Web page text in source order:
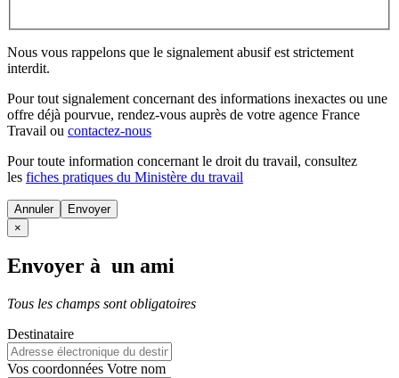
Nous vous rappelons que le signalement abusif est strictement
interdit.
Pour tout signalement concernant des informations inexactes ou une
offre déjà pourvue, rendez-vous auprès de votre agence France
Travail ou contactez-nous
Pour toute information concernant le droit du travail, consultez
les fiches pratiques du Ministère du travail
Annuler
×
Envoyer à un ami
Tous les champs sont obligatoires
Destinataire
Vos coordonnées Votre nom